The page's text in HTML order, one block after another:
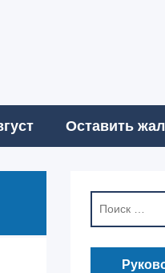
Оставить